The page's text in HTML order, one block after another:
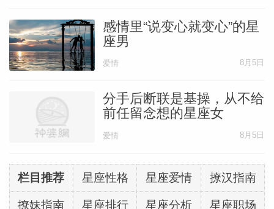
感情里“说变心就变心”的星
座男
爱情 8月5日
分手后断联是基操，从不给
前任留念想的星座女
爱情 8月5日
栏目推荐 星座性格 星座爱情 撩汉指南
撩妹指南 星座排行 星座分析 星座职场